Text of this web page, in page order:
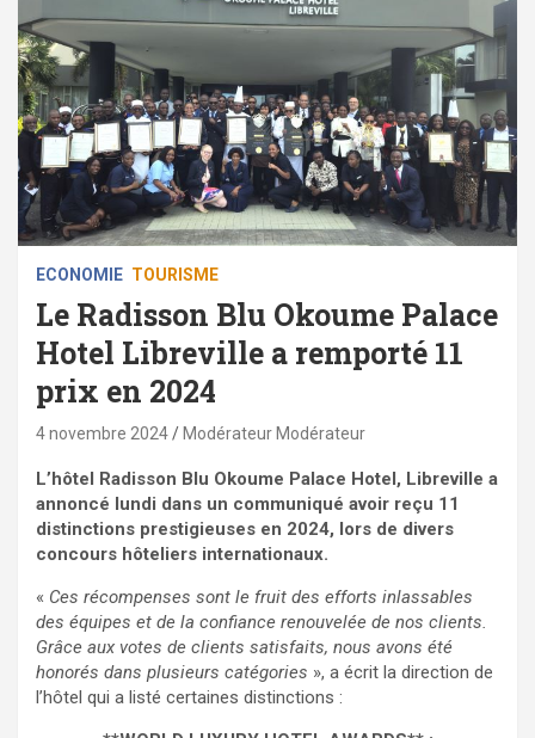
ECONOMIE TOURISME
Le Radisson Blu Okoume Palace
Hotel Libreville a remporté 11
prix en 2024
4 novembre 2024 Modérateur Modérateur
L’hôtel Radisson Blu Okoume Palace Hotel, Libreville a
annoncé lundi dans un communiqué avoir reçu 11
distinctions prestigieuses en 2024, lors de divers
concours hôteliers internationaux.
« Ces récompenses sont le fruit des efforts inlassables
des équipes et de la confiance renouvelée de nos clients.
Grâce aux votes de clients satisfaits, nous avons été
honorés dans plusieurs catégories », a écrit la direction de
l’hôtel qui a listé certaines distinctions :